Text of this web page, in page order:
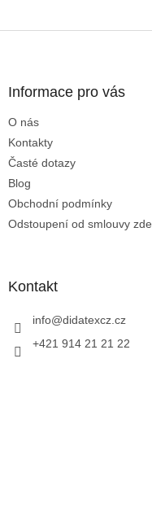
Informace pro vás
O nás
Kontakty
Časté dotazy
Blog
Obchodní podmínky
Odstoupení od smlouvy zde
Kontakt
info@didatexcz.cz
+421 914 21 21 22